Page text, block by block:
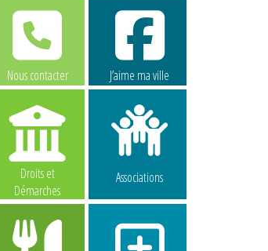
Nous contacter J’aime ma ville
Droits et
Démarches
Associations